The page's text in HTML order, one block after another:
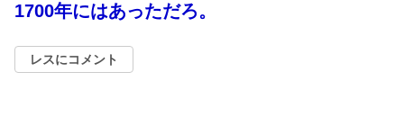
1700年にはあっただろ。
レスにコメント